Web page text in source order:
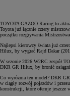
TOYOTA GAZOO Racing to
Toyota już łącznie cztery
początku rozgrywania
Najlepsi kierowcy świata już
Hilux, by wygrać Rajd Dakar
W sezonie 2026 W2RC zespół
DKR GR Hilux, by bronić
Co wyróżnia ten model? DKR
w ciągły rozwój pojazdów i
konstrukcji, które oferuje jeszcze